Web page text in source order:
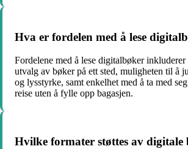
Hva er fordelen med å lese
Fordelene med å lese digitalbøker
utvalg av bøker på ett sted, muligheten til å
og lysstyrke, samt enkelhet med å ta med
reise uten å fylle opp bagasjen.
Hvilke formater støttes av digitale